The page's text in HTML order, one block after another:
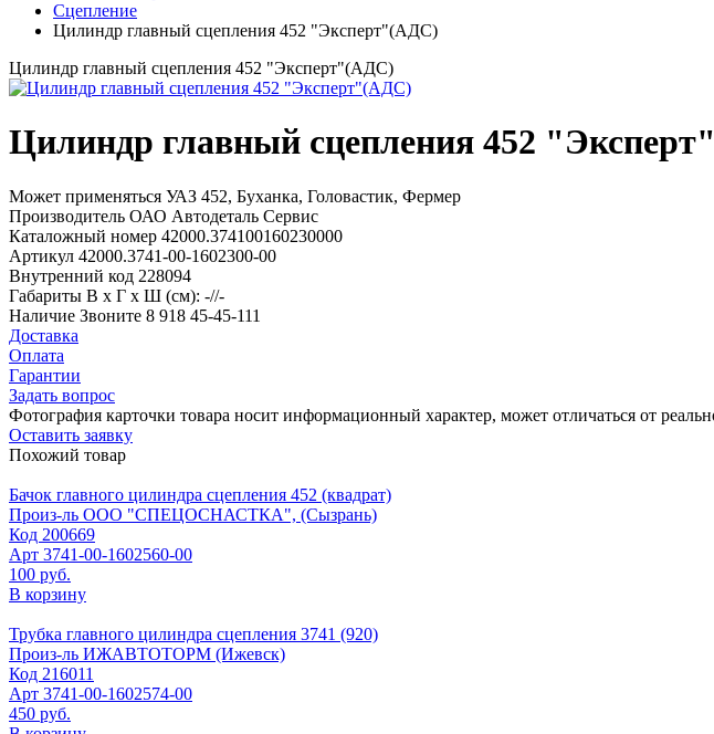
Сцепление
Цилиндр главный сцепления 452 "Эксперт"(АДС)
Цилиндр главный сцепления 452 "Эксперт"(АДС)
Цилиндр главный сцепления 452
Может применяться УАЗ 452, Буханка, Головастик, Фермер
Производитель ОАО Автодеталь Сервис
Каталожный номер 42000.374100160230000
Артикул 42000.3741-00-1602300-00
Внутренний код 228094
Габариты В х Г х Ш (см): -//-
Наличие Звоните 8 918 45-45-111
Доставка
Оплата
Гарантии
Задать вопрос
Фотография карточки товара носит информационный характер, может отличаться от
Оставить заявку
Похожий товар
Бачок главного цилиндра сцепления 452 (квадрат)
Произ-ль ООО "СПЕЦОСНАСТКА", (Сызрань)
Код 200669
Арт 3741-00-1602560-00
100 руб.
В корзину
Трубка главного цилиндра сцепления 3741 (920)
Произ-ль ИЖАВТОТОРМ (Ижевск)
Код 216011
Арт 3741-00-1602574-00
450 руб.